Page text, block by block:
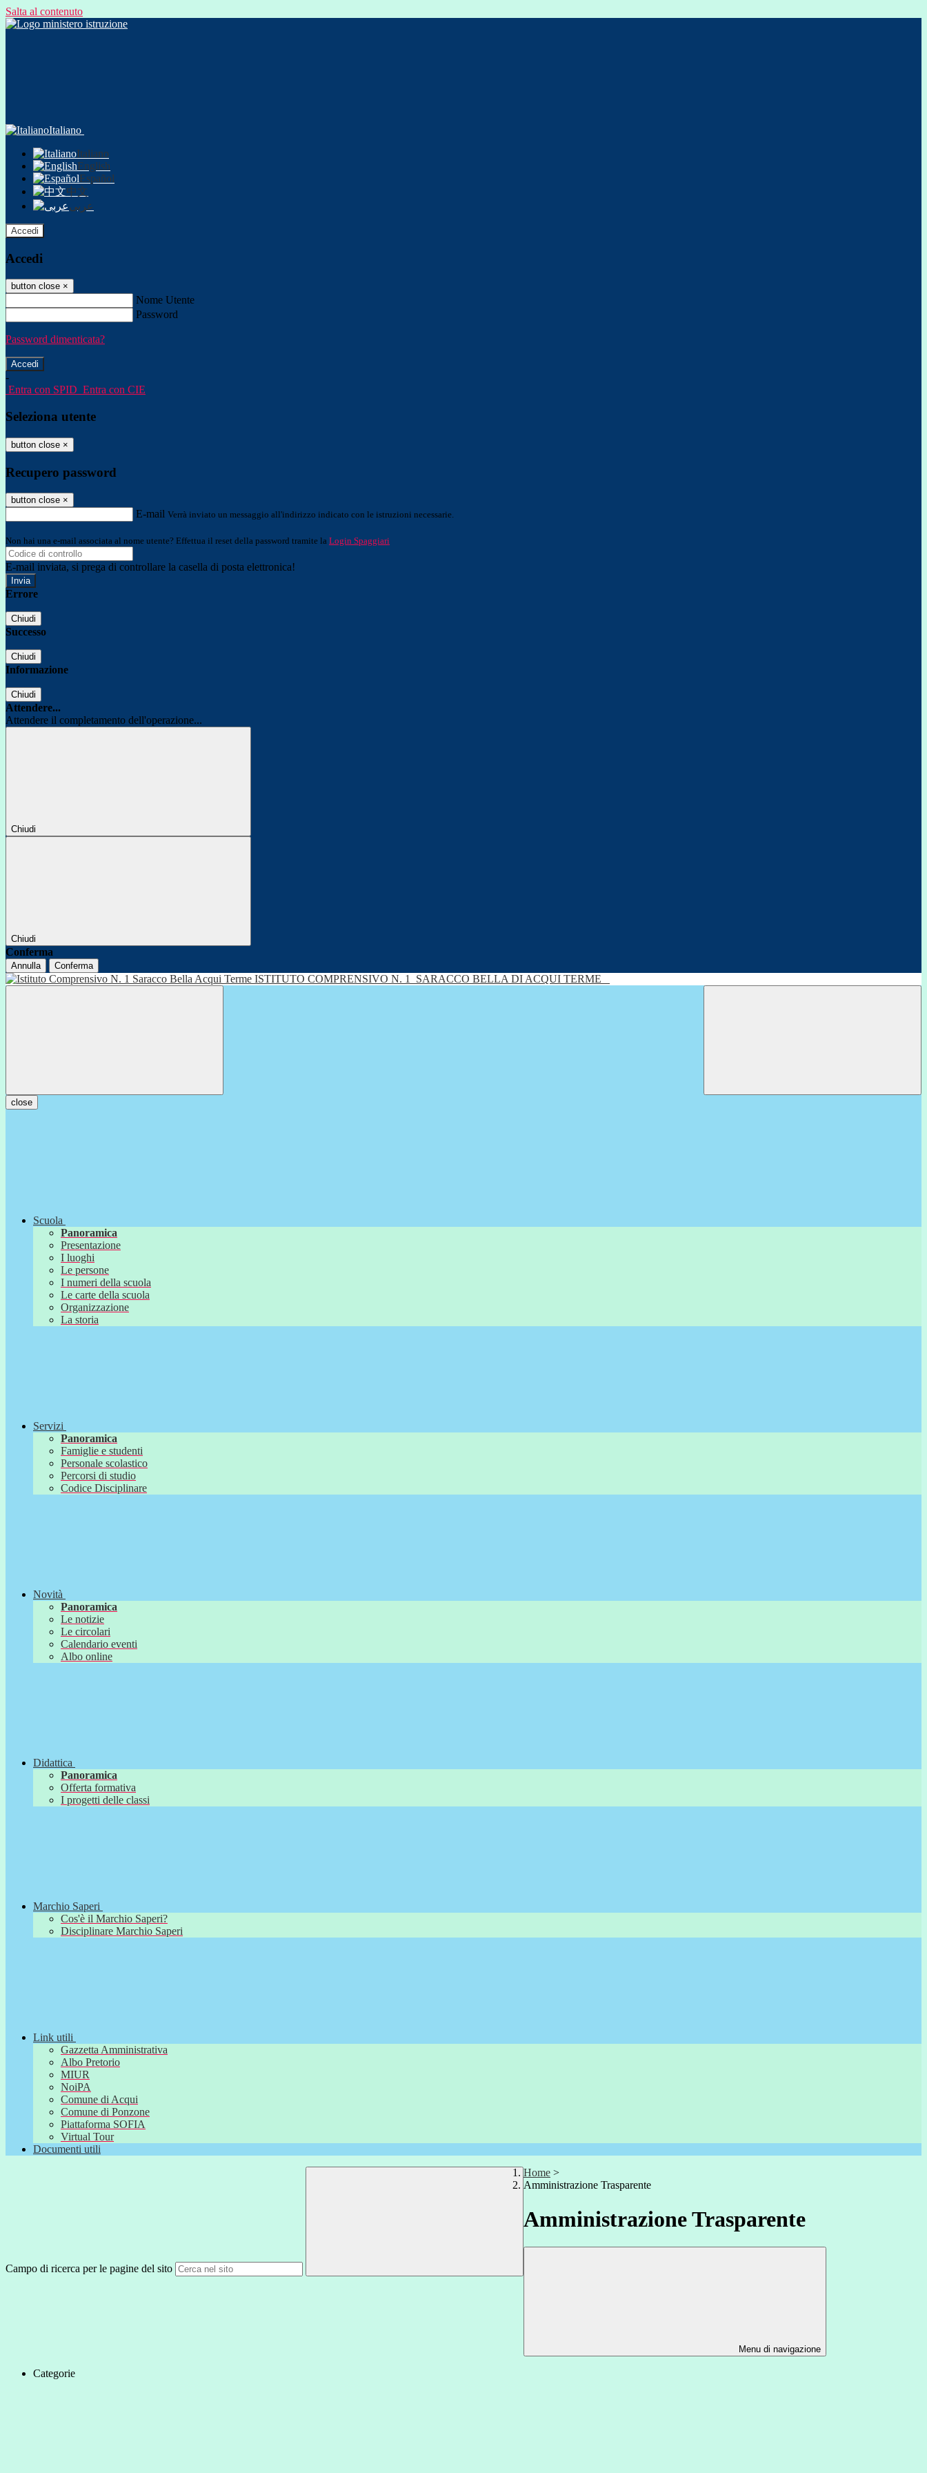
Salta al contenuto
Italiano
Italiano
English
Español
中文
عربى
Accedi
Accedi
button close ×
Nome Utente
Password
Password dimenticata?
-
Entra con SPID Entra con CIE
Seleziona utente
button close ×
Recupero password
button close ×
E-mail Verrà inviato un messaggio all'indirizzo indicato con le istruzioni necessarie.
Non hai una e-mail associata al nome utente? Effettua il reset della password tramite la Login Spaggiari
E-mail inviata, si prega di controllare la casella di posta elettronica!
Errore
Chiudi
Successo
Chiudi
Informazione
Chiudi
Attendere...
Attendere il completamento dell'operazione...
Chiudi
Chiudi
Conferma
Annulla Conferma
ISTITUTO COMPRENSIVO N. 1 SARACCO BELLA DI ACQUI TERME
close
Scuola
Panoramica
Presentazione
I luoghi
Le persone
I numeri della scuola
Le carte della scuola
Organizzazione
La storia
Servizi
Panoramica
Famiglie e studenti
Personale scolastico
Percorsi di studio
Codice Disciplinare
Novità
Panoramica
Le notizie
Le circolari
Calendario eventi
Albo online
Didattica
Panoramica
Offerta formativa
I progetti delle classi
Marchio Saperi
Cos'è il Marchio Saperi?
Disciplinare Marchio Saperi
Link utili
Gazzetta Amministrativa
Albo Pretorio
MIUR
NoiPA
Comune di Acqui
Comune di Ponzone
Piattaforma SOFIA
Virtual Tour
Documenti utili
Campo di ricerca per le pagine del sito
Home >
Amministrazione Trasparente
Amministrazione Trasparente
Menu di navigazione
Categorie